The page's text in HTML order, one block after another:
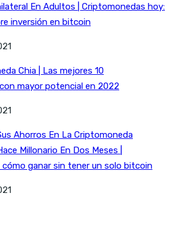
En Adultos | Criptomonedas hoy:
inversión en bitcoin
Chia | Las mejores 10
mayor potencial en 2022
Ahorros En La Criptomoneda
Millonario En Dos Meses |
ganar sin tener un solo bitcoin